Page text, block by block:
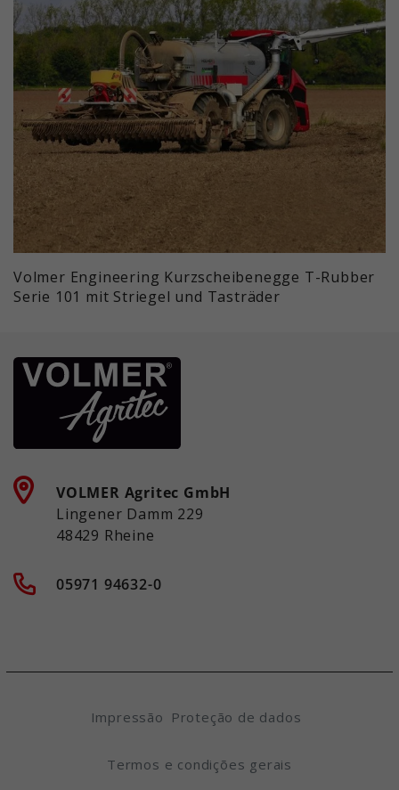
Volmer Engineering Kurzscheibenegge T-Rubber
Serie 101 mit Striegel und Tasträder
VOLMER Agritec GmbH
Lingener Damm 229
48429 Rheine
05971 94632-0
Impressão Proteção de dados
Termos e condições gerais